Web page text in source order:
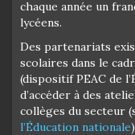
chaque année un
lycéens.
Des partenariats
scolaires dans le
(dispositif PEAC de
d’accéder à des
collèges du secteur
l’Éducation nationale